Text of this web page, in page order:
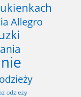
Allegro
odzieży